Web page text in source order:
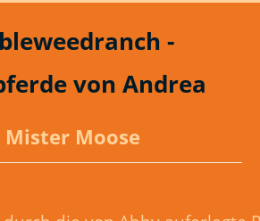
-
von Andrea
Mister Moose